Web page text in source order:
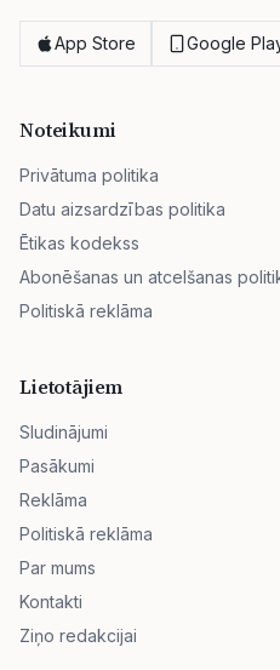
App Store Google
Noteikumi
Privātuma politika
Datu aizsardzības politika
Ētikas kodekss
Abonēšanas un atcelšanas
Politiskā reklāma
Lietotājiem
Sludinājumi
Pasākumi
Reklāma
Politiskā reklāma
Par mums
Kontakti
Ziņo redakcijai